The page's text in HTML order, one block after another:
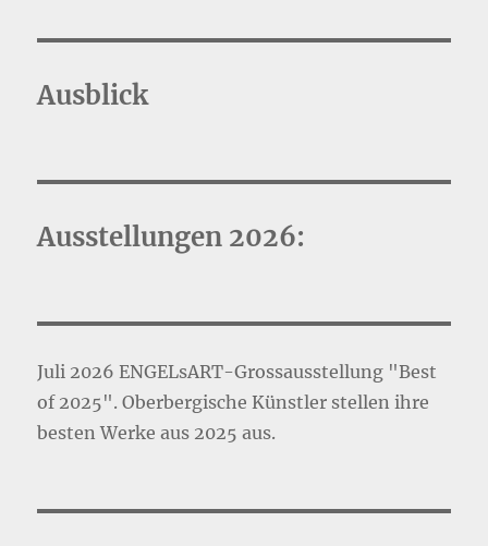
Ausblick
Ausstellungen 2026:
Juli 2026 ENGELsART-Grossausstellung "Best
of 2025". Oberbergische Künstler stellen ihre
besten Werke aus 2025 aus.